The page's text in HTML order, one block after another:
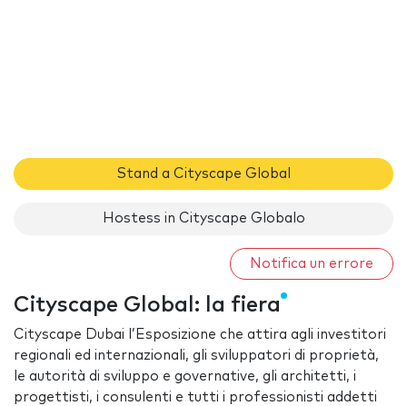
Stand a Cityscape Global
Hostess in Cityscape Globalo
Notifica un errore
Cityscape Global: la fiera
Cityscape Dubai l’Esposizione che attira agli investitori
regionali ed internazionali, gli sviluppatori di proprietà,
le autorità di sviluppo e governative, gli architetti, i
progettisti, i consulenti e tutti i professionisti addetti